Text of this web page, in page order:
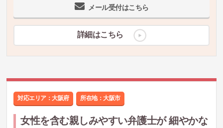
メール受付はこちら
詳細はこちら
対応エリア：大阪府 所在地： 大阪市
女性を含む親しみやすい弁護士が 細やかな